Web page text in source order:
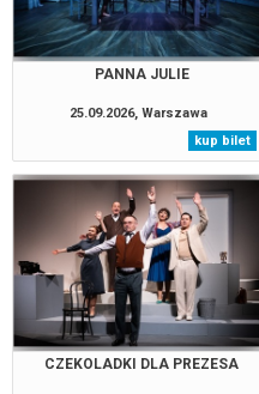
PANNA JULIE
25.09.2026, Warszawa
kup bilet
CZEKOLADKI DLA PREZESA